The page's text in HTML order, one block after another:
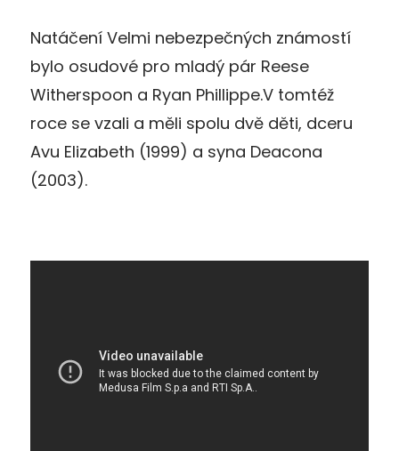
Natáčení Velmi nebezpečných známostí
bylo osudové pro mladý pár Reese
Witherspoon a Ryan Phillippe.V tomtéž
roce se vzali a měli spolu dvě děti, dceru
Avu Elizabeth (1999) a syna Deacona
(2003).